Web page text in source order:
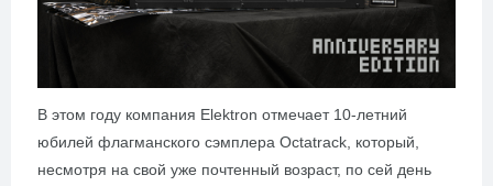
В этом году компания Elektron отмечает 10-летний
юбилей флагманского сэмплера Octatrack, который,
несмотря на свой уже почтенный возраст, по сей день